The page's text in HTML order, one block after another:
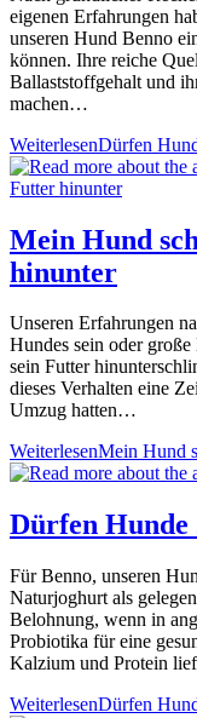
eigenen Erfahrungen
unseren Hund Benno
können. Ihre reiche
Ballaststoffgehalt und
machen…
WeiterlesenDürfen
Mein Hund
hinunter
Unseren Erfahrungen
Hundes sein oder
sein Futter
dieses Verhalten eine
Umzug hatten…
WeiterlesenMein Hund
Dürfen Hunde
Für Benno, unseren
Naturjoghurt als
Belohnung, wenn in
Probiotika für eine
Kalzium und Protein
WeiterlesenDürfen